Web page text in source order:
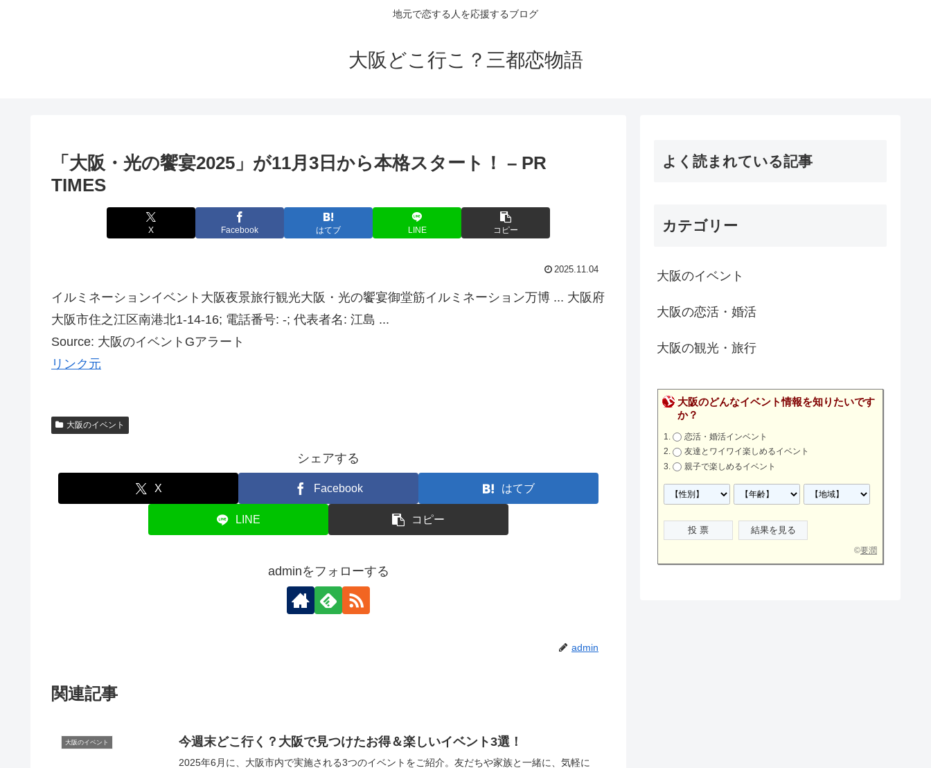
地元で恋する人を応援するブログ
大阪どこ行こ？三都恋物語
「 大阪 ・光の饗宴2025」が11月3日から本格スタート！ – PR
TIMES
X Facebook はてブ LINE コピー
2025.11.04
イルミネーションイベント大阪夜景旅行観光大阪・光の饗宴御堂筋イルミネーション万博 ... 大阪府
大阪市住之江区南港北1-14-16; 電話番号: -; 代表者名: 江島 ...
Source: 大阪のイベントGアラート
リンク元
大阪のイベント
シェアする
X Facebook はてブ
LINE コピー
adminをフォローする
admin
関連記事
大阪のイベント 今週末どこ行く？ 大阪で見つけたお得＆楽しいイベント3選！
2025年6月に、大阪市内で実施される3つのイベントをご紹介。友だちや家族と一緒に、気軽に
よく読まれている記事
カテゴリー
大阪のイベント
大阪の恋活・婚活
大阪の観光・旅行
大阪のどんなイベント情報を知りたいです
か？
恋活・婚活インベント
友達とワイワイ楽しめるイベント
親子で楽しめるイベント
©要潤